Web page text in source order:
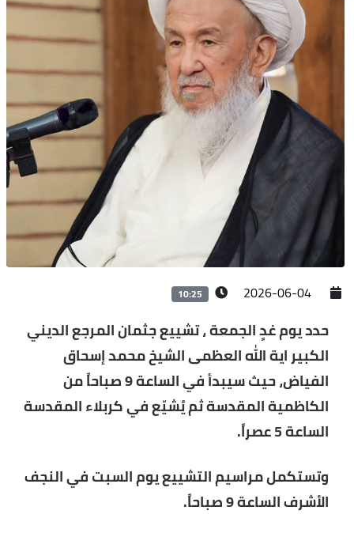
2026-06-04
10:25
حدد يوم غدٍ الجمعة ، تشييع جثمان المرجع الديني
الكبير اية الله العظمى الشيخ محمد إسحاق
الفياض، حيث سيبدأ في الساعة 9 صباحاً من
الكاظمية المقدسة ثم يُشيّع في كربلاء المقدسة
الساعة 5 عصراً.
وتستكمل مراسيم التشييع يوم السبت في النجف
الأشرف الساعة 9 صباحاً.